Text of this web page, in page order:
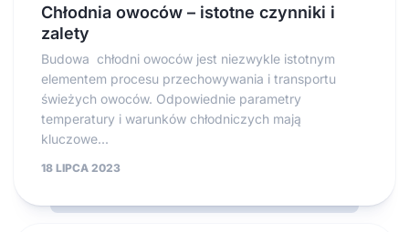
Chłodnia owoców – istotne czynniki i
zalety
Budowa chłodni owoców jest niezwykle istotnym
elementem procesu przechowywania i transportu
świeżych owoców. Odpowiednie parametry
temperatury i warunków chłodniczych mają
kluczowe...
18 LIPCA 2023